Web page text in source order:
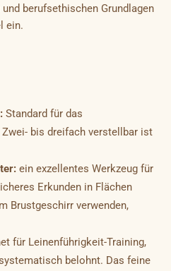
berufsethischen Grundlagen
ein.
Standard für das
bis dreifach verstellbar ist
ein exzellentes Werkzeug für
Erkunden in Flächen
Brustgeschirr verwenden,
für Leinenführigkeit-Training,
belohnt. Das feine